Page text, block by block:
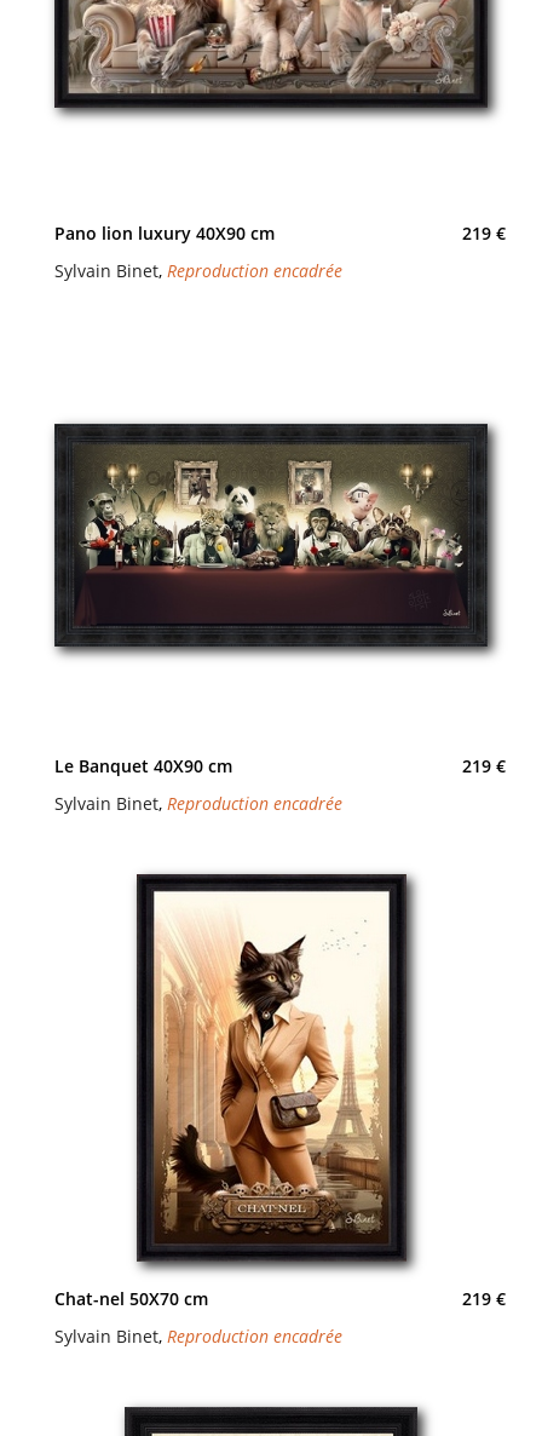
Pano lion luxury 40X90 cm
219 €
Sylvain Binet, Reproduction encadrée
Le Banquet 40X90 cm
219 €
Sylvain Binet, Reproduction encadrée
Chat-nel 50X70 cm
219 €
Sylvain Binet, Reproduction encadrée